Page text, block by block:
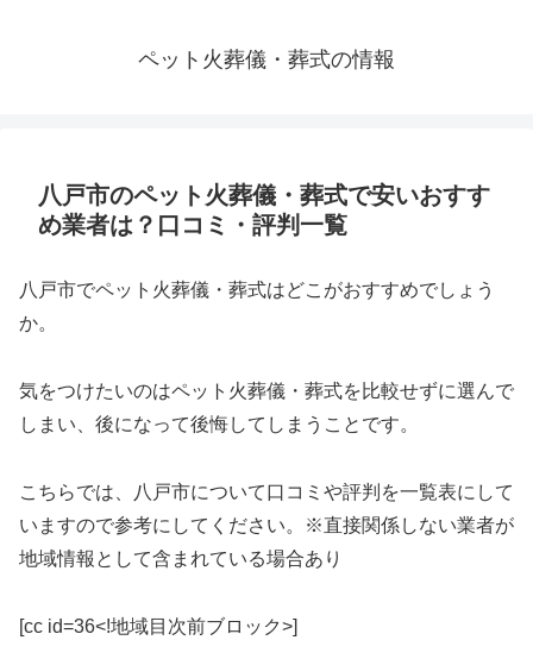
ペット火葬儀・葬式の情報
八戸市のペット火葬儀・葬式で安いおすす
め業者は？口コミ・評判一覧
八戸市でペット火葬儀・葬式はどこがおすすめでしょう
か。
気をつけたいのはペット火葬儀・葬式を比較せずに選んで
しまい、後になって後悔してしまうことです。
こちらでは、八戸市について口コミや評判を一覧表にして
いますので参考にしてください。※直接関係しない業者が
地域情報として含まれている場合あり
[cc id=36<!地域目次前ブロック>]